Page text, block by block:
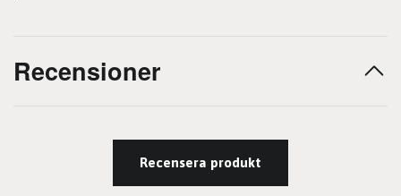
Recensioner
Recensera produkt